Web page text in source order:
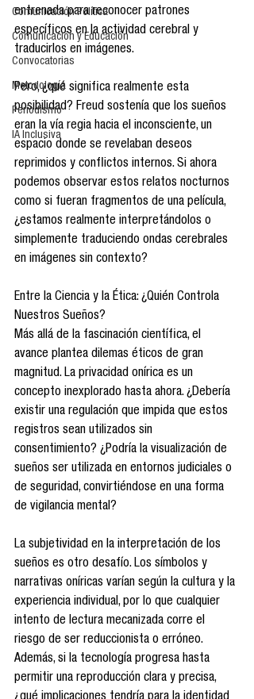
Comunicación Política
Comunicación y Educación
Convocatorias
Metodología
Periodismo
IA Inclusiva
entrenada para reconocer patrones
específicos en la actividad cerebral y
traducirlos en imágenes.
Pero, ¿qué significa realmente esta
posibilidad? Freud sostenía que los sueños
eran la vía regia hacia el inconsciente, un
espacio donde se revelaban deseos
reprimidos y conflictos internos. Si ahora
podemos observar estos relatos nocturnos
como si fueran fragmentos de una película,
¿estamos realmente interpretándolos o
simplemente traduciendo ondas cerebrales
en imágenes sin contexto?
Entre la Ciencia y la Ética: ¿Quién Controla
Nuestros Sueños?
Más allá de la fascinación científica, el
avance plantea dilemas éticos de gran
magnitud. La privacidad onírica es un
concepto inexplorado hasta ahora. ¿Debería
existir una regulación que impida que estos
registros sean utilizados sin
consentimiento? ¿Podría la visualización de
sueños ser utilizada en entornos judiciales o
de seguridad, convirtiéndose en una forma
de vigilancia mental?
La subjetividad en la interpretación de los
sueños es otro desafío. Los símbolos y
narrativas oníricas varían según la cultura y la
experiencia individual, por lo que cualquier
intento de lectura mecanizada corre el
riesgo de ser reduccionista o erróneo.
Además, si la tecnología progresa hasta
permitir una reproducción clara y precisa,